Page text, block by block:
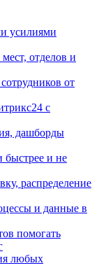
усилиями
отделов и
от
с
дашборды
быстрее и не
распределение
и данные в
помогать
любых